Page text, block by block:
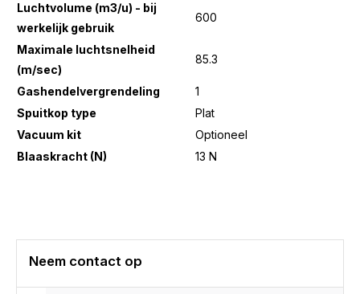
Luchtvolume (m3/u) - bij
werkelijk gebruik
600
Maximale luchtsnelheid
(m/sec)
85.3
Gashendelvergrendeling
1
Spuitkop type
Plat
Vacuum kit
Optioneel
Blaaskracht (N)
13 N
Neem contact op